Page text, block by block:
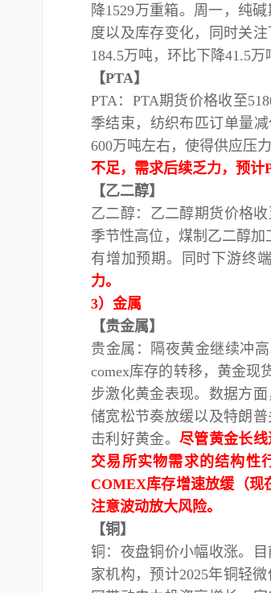
降1529万重箱。周一，纯
度以及库存变化，同时关
184.5万吨，环比下降41.5万
【PTA】
PTA：PTA期货价格收至5
季结束，纺织布匹订单量
600万吨左右，使得供应压
不足，需求后续乏力，预计
【乙二醇】
乙二醇：乙二醇期货价格
季节性高位，煤制乙二醇
有增加预期。同时下游终
力。
3）金属
【贵金属】
贵金属：隔夜黄金继续冲高
comex库存的转移，黄金现
步激化黄金表现。数据方
储宽松节奏放缓以及特朗
击利好黄金。 尽管黄金长
交易所实物需求的结构性
COMEX库存增速放缓（现
注意波动放大风险。
【铜】
铜：夜盘铜价小幅收涨。
家机构，预计2025年铜轻